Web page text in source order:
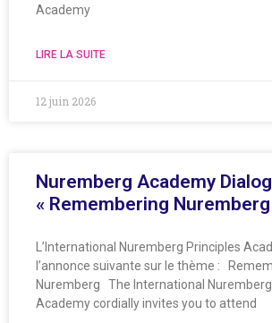
Academy
LIRE LA SUITE
12 juin 2026
Nuremberg Academy
« Remembering Nuremberg
L’International Nuremberg Principles
l’annonce suivante sur le thème :
Nuremberg The International
Academy cordially invites you to attend